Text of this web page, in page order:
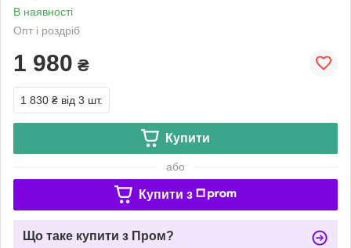
В наявності
Опт і роздріб
1 980 ₴
1 830 ₴ від 3 шт.
Купити
або
Купити з
Що таке купити з Пром?